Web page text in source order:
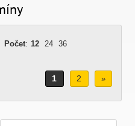
Počet: 12 24 36
1 2 »